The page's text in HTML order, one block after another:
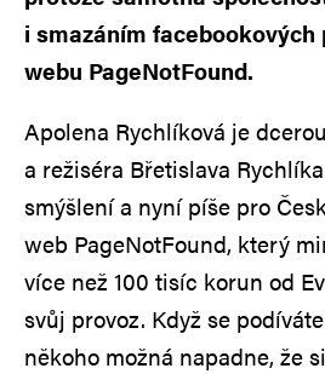
i smazáním facebookových
webu PageNotFound.
Apolena Rychlíková je
a režiséra Břetislava
smýšlení a nyní píše pro
web PageNotFound, který
více než 100 tisíc korun od
svůj provoz. Když se
někoho možná napadne, že